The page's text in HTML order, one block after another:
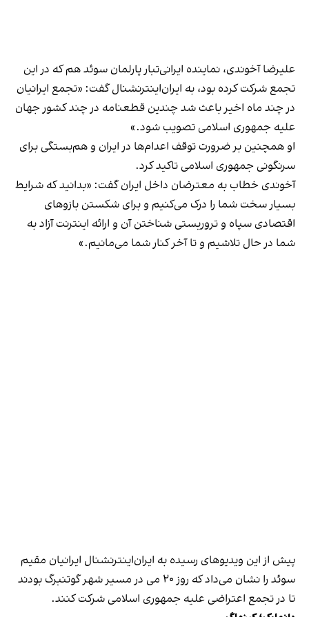
علیرضا آخوندی، نماینده ایرانی‌تبار پارلمان سوئد هم که در این
تجمع شرکت کرده بود، به ایران‌اینترنشنال گفت: «تجمع ایرانیان
در چند ماه اخیر باعث شد چندین قطعنامه در چند کشور جهان
علیه جمهوری اسلامی تصویب شود.»
او همچنین بر ضرورت توقف اعدام‌ها در ایران و هم‌بستگی برای
سرنگونی جمهوری اسلامی تاکید کرد.
آخوندی خطاب به معترضان داخل ایران گفت: «بدانید که شرایط
بسیار سخت شما را درک می‌کنیم و برای شکستن بازوهای
اقتصادی سپاه و تروریستی شناختن آن و ارائه اینترنت آزاد به
شما در حال تلاشیم و تا آخر کنار شما می‌مانیم.»
پیش از این ویدیوهای رسیده به ایران‌اینترنشنال ایرانیان مقیم
سوئد را نشان می‌داد که روز ۲۰ می در مسیر شهر گوتنبرگ بودند
تا در تجمع اعتراضی علیه جمهوری اسلامی شرکت کنند.